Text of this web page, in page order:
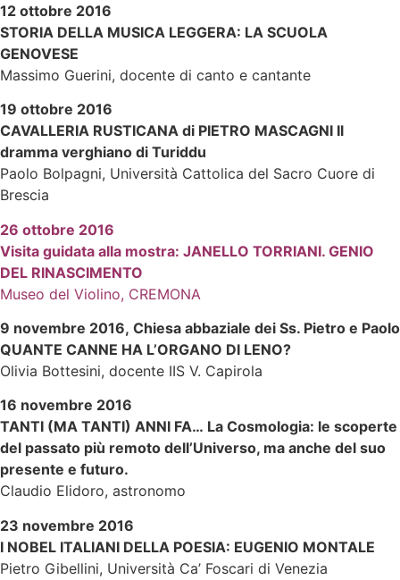
12 ottobre 2016
STORIA DELLA MUSICA LEGGERA: LA SCUOLA
GENOVESE
Massimo Guerini, docente di canto e cantante
19 ottobre 2016
CAVALLERIA RUSTICANA di PIETRO MASCAGNI Il
dramma verghiano di Turiddu
Paolo Bolpagni, Università Cattolica del Sacro Cuore di
Brescia
26 ottobre 2016
Visita guidata alla mostra: JANELLO TORRIANI. GENIO
DEL RINASCIMENTO
Museo del Violino, CREMONA
9 novembre 2016, Chiesa abbaziale dei Ss. Pietro e Paolo
QUANTE CANNE HA L’ORGANO DI LENO?
Olivia Bottesini, docente IIS V. Capirola
16 novembre 2016
TANTI (MA TANTI) ANNI FA… La Cosmologia: le scoperte
del passato più remoto dell’Universo, ma anche del suo
presente e futuro.
Claudio Elidoro, astronomo
23 novembre 2016
I NOBEL ITALIANI DELLA POESIA: EUGENIO MONTALE
Pietro Gibellini, Università Ca’ Foscari di Venezia